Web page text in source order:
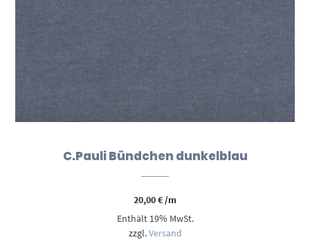
C.Pauli Bündchen dunkelblau
20,00€/m
Enthält 19% MwSt.
zzgl.Versand